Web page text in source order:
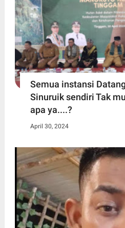
Semua instansi
Sinuruik sendiri Tak
apa ya....?
April 30, 2024